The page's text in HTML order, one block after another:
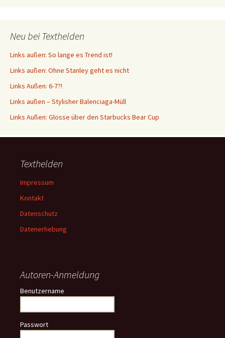
Neu bei Texthelden
Links außen: So lange es Trend ist!
Links außen: Ohne Stanley geht es nicht
Links Außen: 6-7?!
Links außen – Stylisher Balenciaga-Müll
Links Außen: Glosse über den Starbucks Bear Cup
Texthelden
Impressum
Kontakt
Datenschutz
Datenerhebung
Autoren-Anmeldung
Benutzername
Passwort